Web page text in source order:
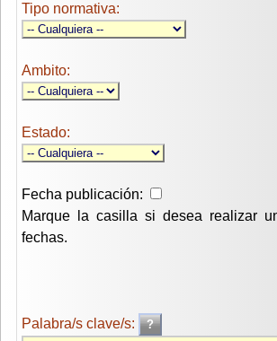
Tipo normativa:
Ambito:
Estado:
Fecha publicación:
Marque la casilla si desea realizar
fechas.
Palabra/s clave/s: